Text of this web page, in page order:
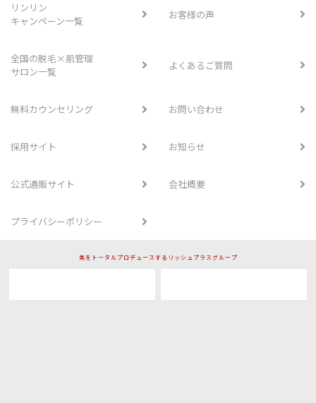
リンリン
キャンペーン一覧
お客様の声
全国の脱毛×肌管理
サロン一覧
よくあるご質問
無料カウンセリング お問い合わせ
採用サイト お知らせ
公式通販サイト 会社概要
プライバシーポリシー
美をトータルプロデュースするリッシュプラスグループ